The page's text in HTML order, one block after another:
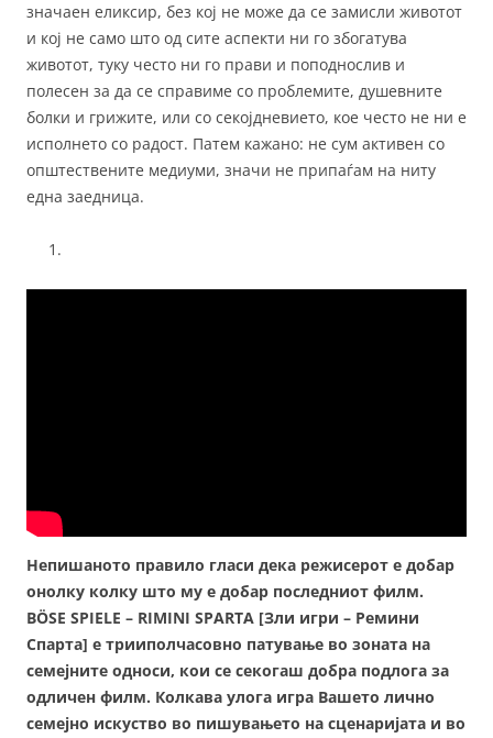
значаен еликсир, без кој не може да се замисли животот
и кој не само што од сите аспекти ни го збогатува
животот, туку често ни го прави и поподнослив и
полесен за да се справиме со проблемите, душевните
болки и грижите, или со секојдневието, кое често не ни е
исполнето со радост. Патем кажано: не сум активен со
општествените медиуми, значи не припаѓам на ниту
една заедница.
Непишаното правило гласи дека режисерот е добар
онолку колку што му е добар последниот филм.
BÖSE SPIELE – RIMINI SPARTA [Зли игри – Ремини
Спарта] е трииполчасовно патување во зоната на
семејните односи, кои се секогаш добра подлога за
одличен филм. Колкава улога игра Вашето лично
семејно искуство во пишувањето на сценаријата и во